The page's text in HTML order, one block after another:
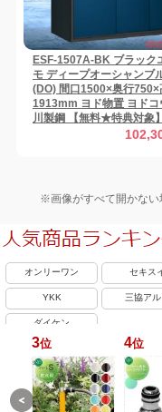
ESF-1507A-BK ブラック
モ ディープオーシャンブ
(DO) 間口1500×奥行750×
1913mm ヨド物置 ヨドコ
川製鋼 【無料★特典対象
置 収納 収納庫 屋外 小型
※画像がすべて開かない